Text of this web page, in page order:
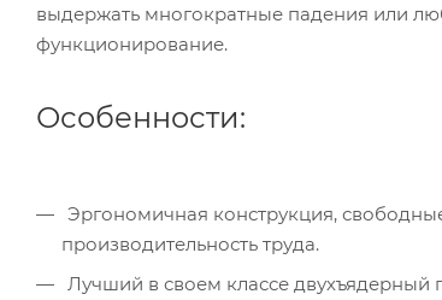
выдержать многократные падения или
функционирование.
Особенности:
производительность труда.